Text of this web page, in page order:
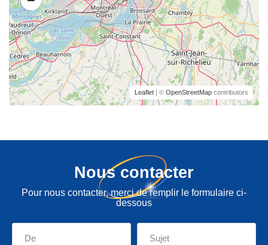
Leaflet | © OpenStreetMap contributors
Nous contacter
Pour nous contacter, merci de remplir le formulaire ci-
dessous